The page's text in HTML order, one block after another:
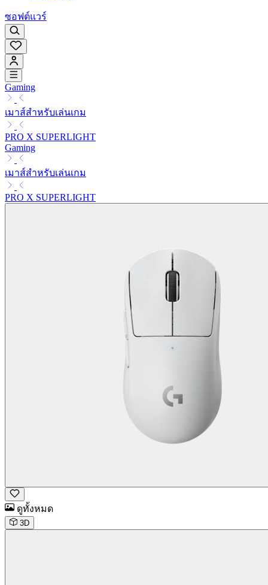
ซอฟต์แวร์
Gaming
เมาส์สำหรับเล่นเกม
PRO X SUPERLIGHT
Gaming
เมาส์สำหรับเล่นเกม
PRO X SUPERLIGHT
ดูทั้งหมด
3D